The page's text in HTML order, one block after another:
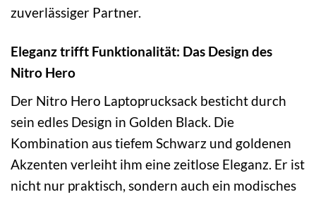
zuverlässiger Partner.
Eleganz trifft Funktionalität: Das Design des
Nitro Hero
Der Nitro Hero Laptoprucksack besticht durch
sein edles Design in Golden Black. Die
Kombination aus tiefem Schwarz und goldenen
Akzenten verleiht ihm eine zeitlose Eleganz. Er ist
nicht nur praktisch, sondern auch ein modisches